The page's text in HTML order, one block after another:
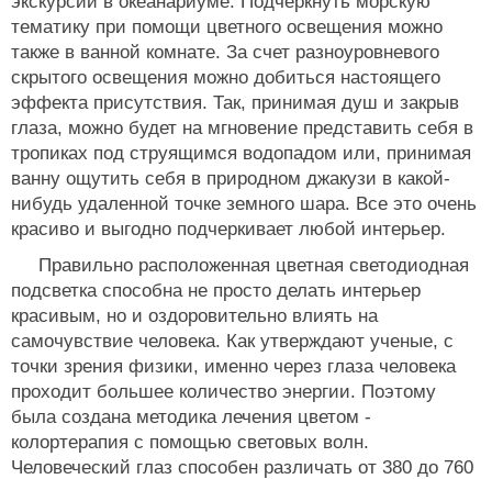
тематику при помощи цветного освещения можно
также в ванной комнате. За счет разноуровневого
скрытого освещения можно добиться настоящего
эффекта присутствия. Так, принимая душ и закрыв
глаза, можно будет на мгновение представить себя в
тропиках под струящимся водопадом или, принимая
ванну ощутить себя в природном джакузи в какой-
нибудь удаленной точке земного шара. Все это очень
красиво и выгодно подчеркивает любой интерьер.
Правильно расположенная цветная светодиодная
подсветка способна не просто делать интерьер
красивым, но и оздоровительно влиять на
самочувствие человека. Как утверждают ученые, с
точки зрения физики, именно через глаза человека
проходит большее количество энергии. Поэтому
была создана методика лечения цветом -
колортерапия с помощью световых волн.
Человеческий глаз способен различать от 380 до 760